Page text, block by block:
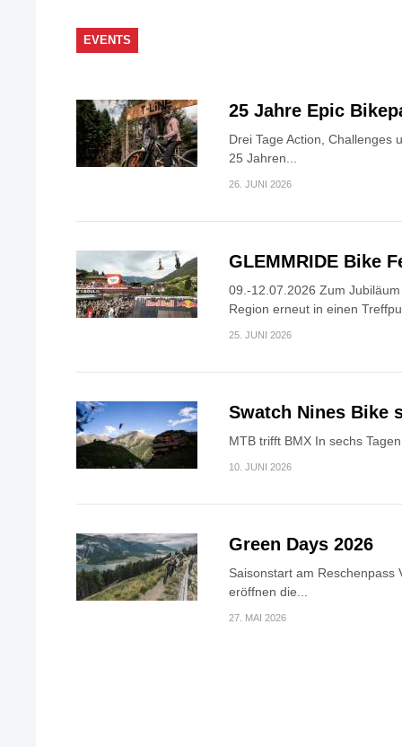
EVENTS
25 Jahre Epic
Drei Tage Action, Challenges
25 Jahren...
26. JUNI 2026
GLEMMRIDE Bike
09.-12.07.2026 Zum
Region erneut in einen
25. JUNI 2026
Swatch Nines Bike
MTB trifft BMX In sechs
10. JUNI 2026
Green Days 2026
Saisonstart am Reschenpass
eröffnen die...
27. MAI 2026